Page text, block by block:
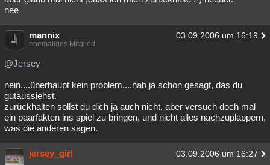
weitere Rubriken
Philosophie Träume Orte Esoterik Literatur
Astronomie Helpdesk
Übersichten
Besucht Teilgenommen Alle Neue Geschlossen
Lesenswert Schlüsselwörter
nee
mannix 03.09.2006 um 16:19
ehemaliges Mitglied
@Jersey
nein....überhaupt kein problem....hab ja schon gesagt, das du
gutaussiehst.
zurückhalten sollst du dich ja auch nicht, aber versuch doch mal
ein paarfakten ins spiel zu bringen, und nicht alles nachzuplappern,
was die anderen sagen.
jersey_girl 03.09.2006 um 16:27